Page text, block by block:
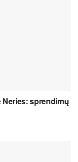
sprendimų